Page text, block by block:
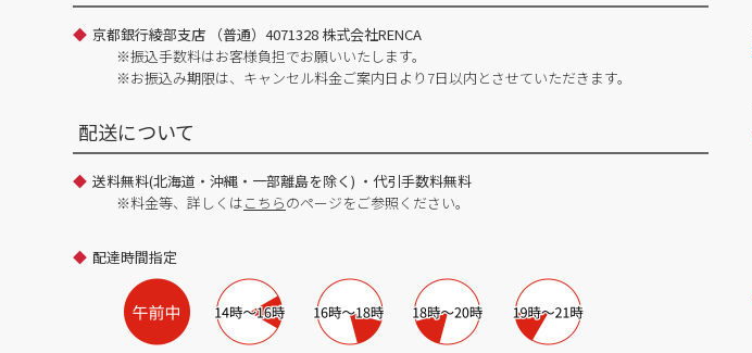
京都銀行綾部支店 （普通）4071328 株式会社RENCA
※振込手数料はお客様負担でお願いいたします。
※お振込み期限は、キャンセル料金ご案内日より7日以内とさせていただきます。
配送について
送料無料(北海道・沖縄・一部離島を除く) ・代引手数料無料
※料金等、詳しくはこちらのページをご参照ください。
配達時間指定